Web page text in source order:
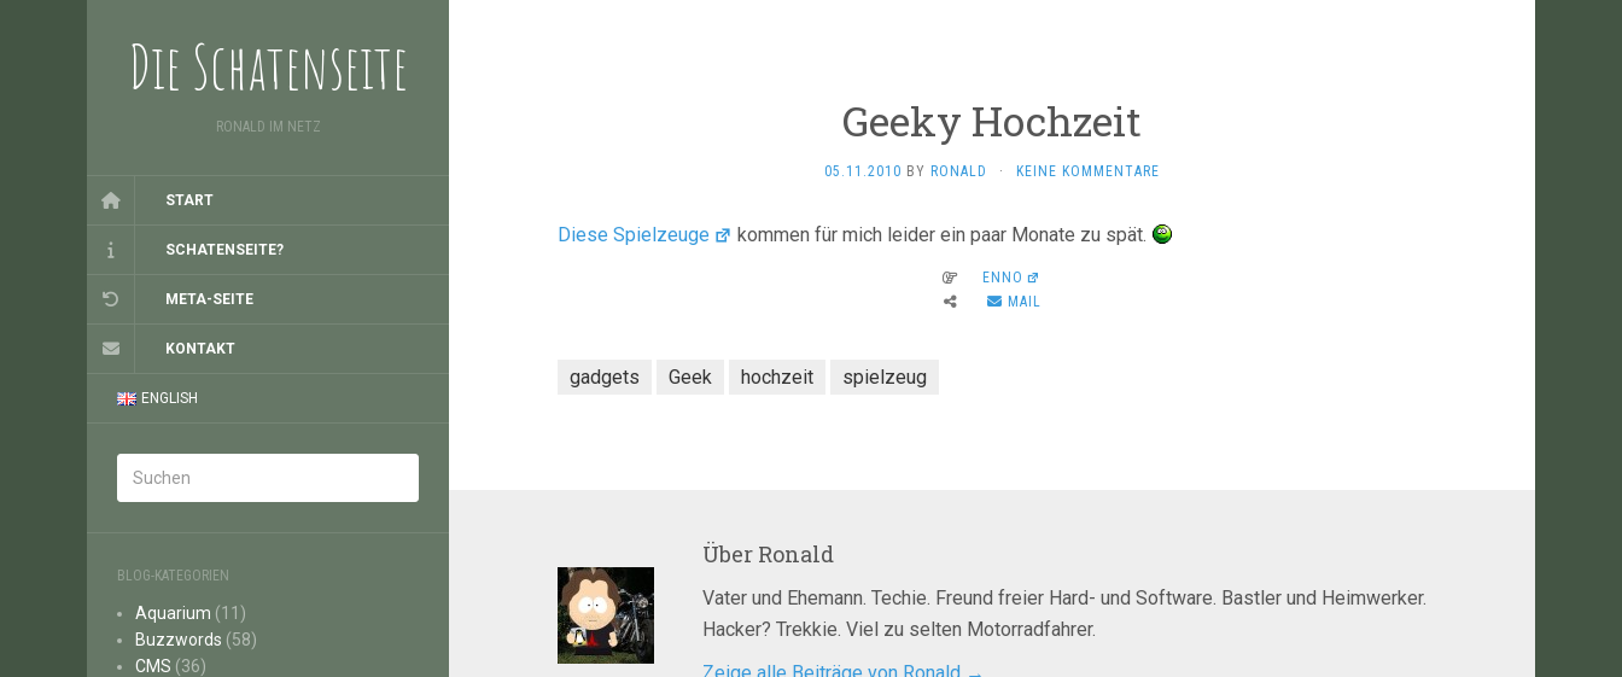
Die Schatenseite
RONALD IM NETZ
START
SCHATENSEITE?
META-SEITE
KONTAKT
ENGLISH
BLOG-KATEGORIEN
Aquarium (11)
Buzzwords (58)
CMS (36)
Geeky Hochzeit
05.11.2010 BY RONALD · KEINE KOMMENTARE
Diese Spielzeuge kommen für mich leider ein paar Monate zu spät.
ENNO
MAIL
gadgets Geek hochzeit spielzeug
Über Ronald
Vater und Ehemann. Techie. Freund freier Hard- und Software. Bastler und Heimwerker.
Hacker? Trekkie. Viel zu selten Motorradfahrer.